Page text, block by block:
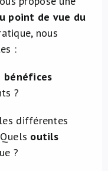
point de vue du
nous
:
bénéfices
?
différentes
outils
?